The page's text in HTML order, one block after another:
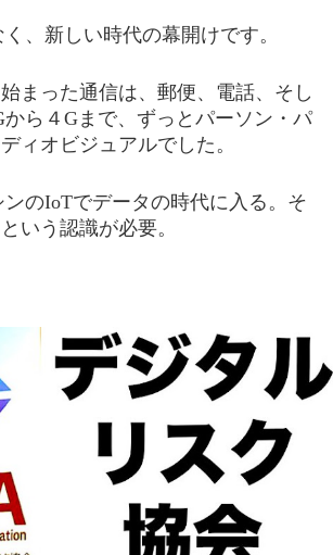
、新しい時代の幕開けです。
まった通信は、郵便、電話、そし
から４Gまで、ずっとパーソン・パ
ィオビジュアルでした。
ンのIoTでデータの時代に入る。そ
いう 認識が必要。